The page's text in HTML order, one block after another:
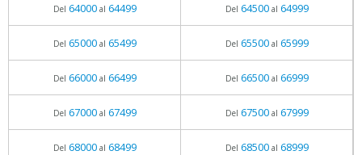
Del 64000al 64499 Del 64500al 64999
Del 65000al 65499 Del 65500al 65999
Del 66000al 66499 Del 66500al 66999
Del 67000al 67499 Del 67500al 67999
Del 68000al 68499 Del 68500al 68999